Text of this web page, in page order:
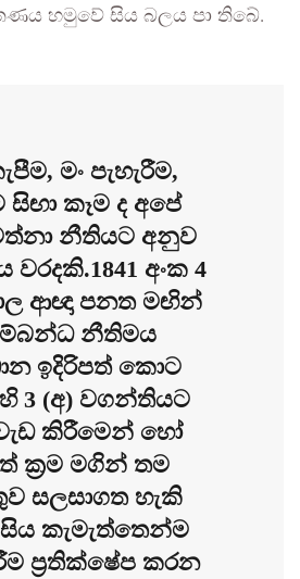
හමුවේ සිය බලය පා තිබේ.
මං පැහැරීම,
කෑම ද අපේ
නීතියට අනුව
වරදකි.1841 අංක 4
ආඥා පනත මඟින්
නීතිමය
ඉදිරිපත් කොට
3 (අ) වගන්තියට
කිරීමෙන් හෝ
ක්‍රම මගින් තම
සලසාගත හැකි
කැමැත්තෙන්ම
ප්‍රතික්ෂේප කරන